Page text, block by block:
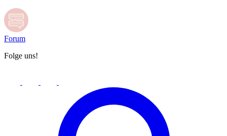
Forum
Folge uns!